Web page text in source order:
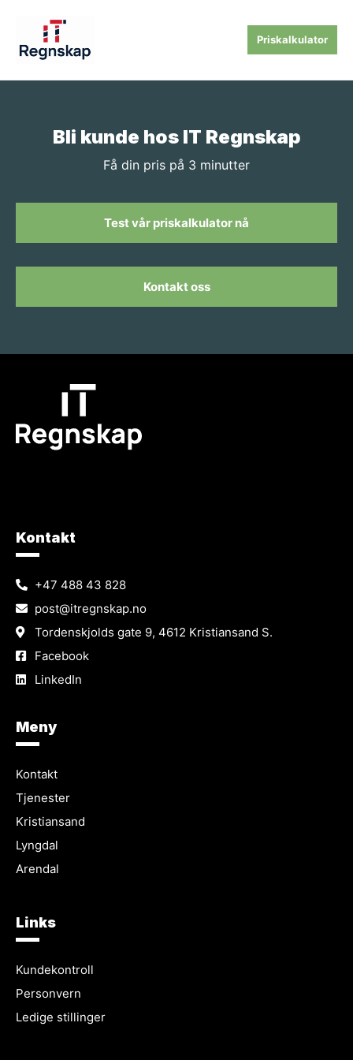
Priskalkulator
Bli kunde hos IT Regnskap
Få din pris på 3 minutter
Test vår priskalkulator nå
Kontakt oss
Kontakt
+47 488 43 828
post@itregnskap.no
Tordenskjolds gate 9, 4612 Kristiansand S.
Facebook
LinkedIn
Meny
Kontakt
Tjenester
Kristiansand
Lyngdal
Arendal
Links
Kundekontroll
Personvern
Ledige stillinger